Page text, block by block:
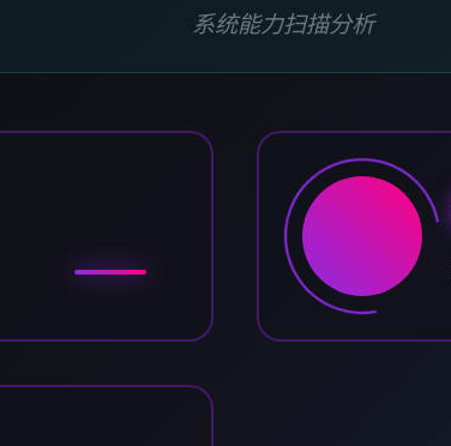
系统能力扫描分析